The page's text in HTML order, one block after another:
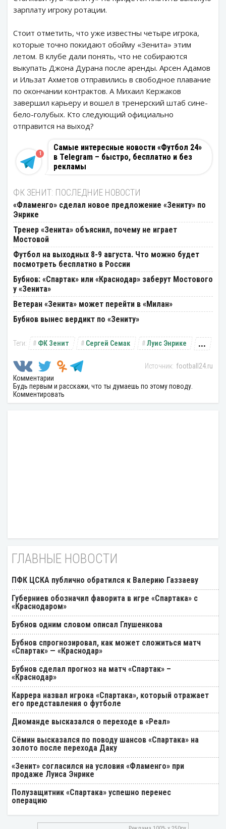
зарплату игроку ротации.
Стоит отметить, что уже известны четыре игрока,
которые точно покидают обойму «Зенита» этим
летом. В клубе дали понять, что не собираются
выкупать Джона Дурана после аренды. Арсен Адамов
и Ильзат Ахметов отправились в свободное плавание
по окончании контрактов. А Михаил Кержаков
завершил карьеру и вошел в тренерский штаб сине-
бело-голубых. Кто следующий официально
отправится на выход?
Самые интересные новости «Футбол 24»
в Telegram – быстро, бесплатно и без
рекламы
1
ФК ЗЕНИТ: ПОСЛЕДНИЕ НОВОСТИ
«Фламенго» сделал новое предложение «Зениту» по
Энрике
Тренер «Зенита» объяснил, почему не играет
Мостовой
Футбол на выходных 8-9 августа. Что можно будет
посмотреть бесплатно в России
Бубнов: «Спартак» или «Краснодар» заберут Мостового
у «Зенита»
Ветеран «Зенита» может перейти в «Милан»
Бубнов вынес вердикт по «Зениту»
ФК Зенит Сергей Семак Луис Энрике ...
football24.ru
Комментарии
Будь первым и расскажи, что ты думаешь по этому поводу.
Комментировать
ГЛАВНЫЕ НОВОСТИ
ПФК ЦСКА публично обратился к Валерию Газзаеву
Губерниев обозначил фаворита в игре «Спартака» с
«Краснодаром»
Бубнов одним словом описал Глушенкова
Бубнов спрогнозировал, как может сложиться матч
«Спартак» — «Краснодар»
Бубнов сделал прогноз на матч «Спартак» –
«Краснодар»
Каррера назвал игрока «Спартака», который отражает
его представления о футболе
Диоманде высказался о переходе в «Реал»
Cёмин высказался по поводу шансов «Спартака» на
золото после перехода Даку
«Зенит» согласился на условия «Фламенго» при
продаже Луиса Энрике
Полузащитник «Спартака» успешно перенес
операцию